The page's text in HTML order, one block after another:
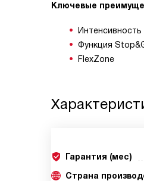
Ключевые
Функция
FlexZone
Гарантия (мес)
Страна